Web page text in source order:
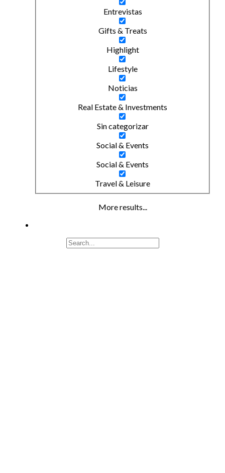
Entrevistas
Gifts & Treats
Highlight
Lifestyle
Noticias
Real Estate & Investments
Sin categorizar
Social & Events
Social & Events
Travel & Leisure
More results...